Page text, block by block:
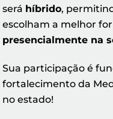
será híbrido,
escolham a melhor
presencialmente na
Sua participação é
fortalecimento da
no estado!